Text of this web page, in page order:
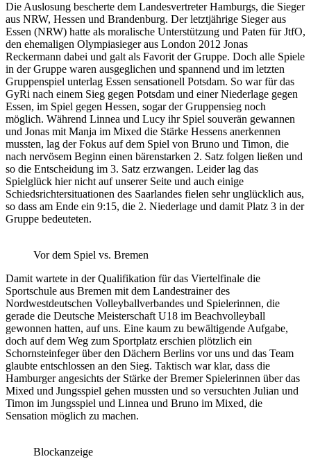
Die Auslosung bescherte dem Landesvertreter Hamburgs, die Sieger
aus NRW, Hessen und Brandenburg. Der letztjährige Sieger aus
Essen (NRW) hatte als moralische Unterstützung und Paten für JtfO,
den ehemaligen Olympiasieger aus London 2012 Jonas
Reckermann dabei und galt als Favorit der Gruppe. Doch alle Spiele
in der Gruppe waren ausgeglichen und spannend und im letzten
Gruppenspiel unterlag Essen sensationell Potsdam. So war für das
GyRi nach einem Sieg gegen Potsdam und einer Niederlage gegen
Essen, im Spiel gegen Hessen, sogar der Gruppensieg noch
möglich. Während Linnea und Lucy ihr Spiel souverän gewannen
und Jonas mit Manja im Mixed die Stärke Hessens anerkennen
mussten, lag der Fokus auf dem Spiel von Bruno und Timon, die
nach nervösem Beginn einen bärenstarken 2. Satz folgen ließen und
so die Entscheidung im 3. Satz erzwangen. Leider lag das
Spielglück hier nicht auf unserer Seite und auch einige
Schiedsrichtersituationen des Saarlandes fielen sehr unglücklich aus,
so dass am Ende ein 9:15, die 2. Niederlage und damit Platz 3 in der
Gruppe bedeuteten.
Vor dem Spiel vs. Bremen
Damit wartete in der Qualifikation für das Viertelfinale die
Sportschule aus Bremen mit dem Landestrainer des
Nordwestdeutschen Volleyballverbandes und Spielerinnen, die
gerade die Deutsche Meisterschaft U18 im Beachvolleyball
gewonnen hatten, auf uns. Eine kaum zu bewältigende Aufgabe,
doch auf dem Weg zum Sportplatz erschien plötzlich ein
Schornsteinfeger über den Dächern Berlins vor uns und das Team
glaubte entschlossen an den Sieg. Taktisch war klar, dass die
Hamburger angesichts der Stärke der Bremer Spielerinnen über das
Mixed und Jungsspiel gehen mussten und so versuchten Julian und
Timon im Jungsspiel und Linnea und Bruno im Mixed, die
Sensation möglich zu machen.
Blockanzeige